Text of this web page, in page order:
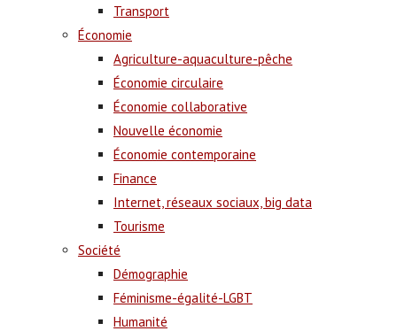
Transport
Économie
Agriculture-aquaculture-pêche
Économie circulaire
Économie collaborative
Nouvelle économie
Économie contemporaine
Finance
Internet, réseaux sociaux, big data
Tourisme
Société
Démographie
Féminisme-égalité-LGBT
Humanité